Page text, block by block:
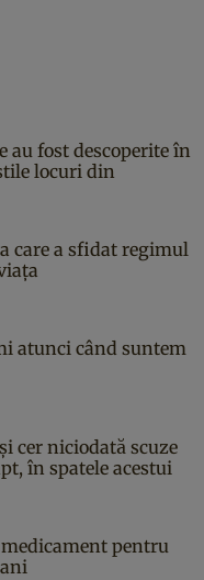
au fost descoperite în
locuri din
care a sfidat regimul
atunci când suntem
cer niciodată scuze
în spatele acestui
pentru